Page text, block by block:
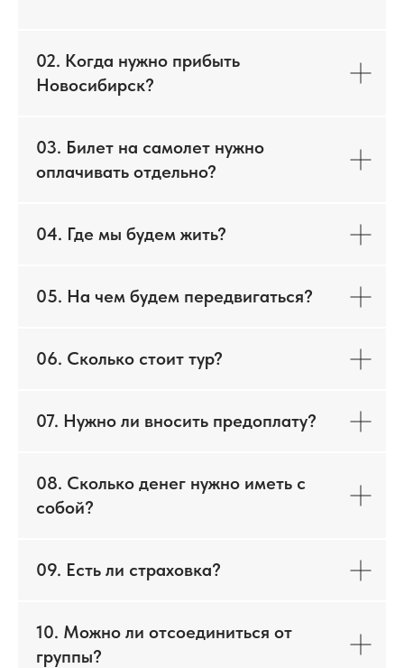
02. Когда нужно прибыть
Новосибирск?
03. Билет на самолет нужно
оплачивать отдельно?
04. Где мы будем жить?
05. На чем будем передвигаться?
06. Сколько стоит тур?
07. Нужно ли вносить предоплату?
08. Сколько денег нужно иметь с
собой?
09. Есть ли страховка?
10. Можно ли отсоединиться от
группы?